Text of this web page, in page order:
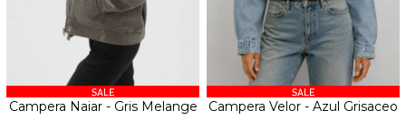
Campera Naiar - Gris Melange Campera Velor - Azul Grisaceo